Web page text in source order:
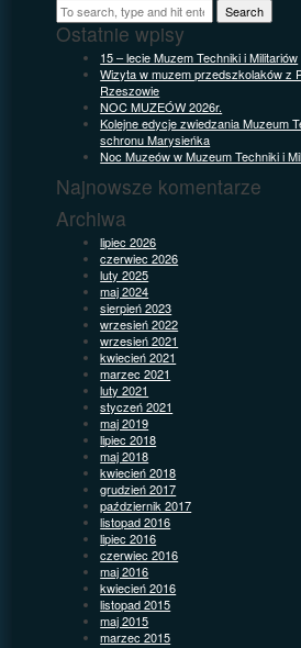
Search
Ostatnie wpisy
15 – lecie Muzem Techniki i Militariów
Wizyta w muzem przedszkolaków z
Rzeszowie
NOC MUZEÓW 2026r.
Kolejne edycje zwiedzania Muzeum
schronu Marysieńka
Noc Muzeów w Muzeum Techniki i
Najnowsze komentarze
Archiwa
lipiec 2026
czerwiec 2026
luty 2025
maj 2024
sierpień 2023
wrzesień 2022
wrzesień 2021
kwiecień 2021
marzec 2021
luty 2021
styczeń 2021
maj 2019
lipiec 2018
maj 2018
kwiecień 2018
grudzień 2017
październik 2017
listopad 2016
lipiec 2016
czerwiec 2016
maj 2016
kwiecień 2016
listopad 2015
maj 2015
marzec 2015